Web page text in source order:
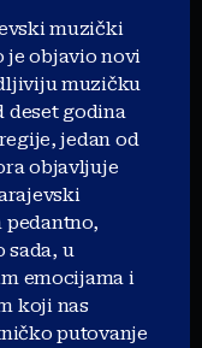
muzički
je objavio novi
muzičku
deset godina
jedan od
objavljuje
pedantno,
sada, u
emocijama i
koji nas
putovanje